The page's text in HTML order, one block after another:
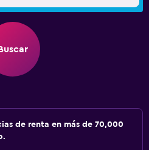
de renta en más de 70,000